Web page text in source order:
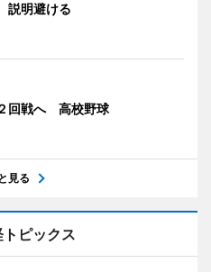
説明避ける
回戦へ 高校野球
見る
ピックス